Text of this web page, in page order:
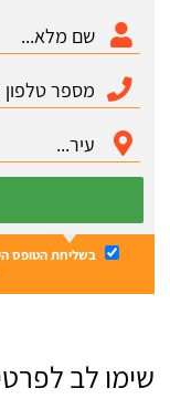
בשליחת הטופס
שימו לב